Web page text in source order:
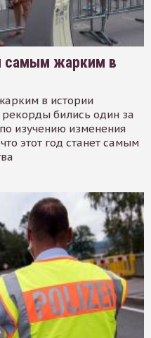
самым жарким в
в истории
бились один за
изучению изменения
этот год станет самым